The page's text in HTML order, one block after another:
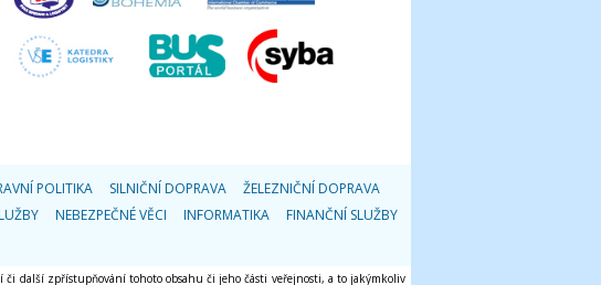
POLITIKA SILNIČNÍ DOPRAVA
ŽELEZNIČNÍ DOPRAVA
NEBEZPEČNÉ VĚCI INFORMATIKA
FINANČNÍ SLUŽBY
či další zpřístupňování tohoto obsahu či jeho části veřejnosti, a to jakýmkoliv